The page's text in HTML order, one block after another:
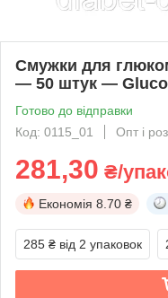
Смужки для
— 50 штук —
Готово до відправки
Код: 0115_01
Опт і
281,30 ₴/
Економія 8.70 ₴
285 ₴ від 2 упаковок